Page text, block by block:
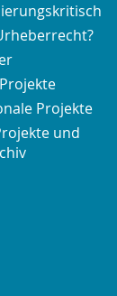
Projekte
und